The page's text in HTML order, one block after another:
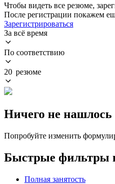
Чтобы видеть все резюме,
После регистрации покажем
Зарегистрироваться
За всё время
По соответствию
20 резюме
Ничего не нашлось
Попробуйте изменить
Быстрые фильтры
Полная занятость